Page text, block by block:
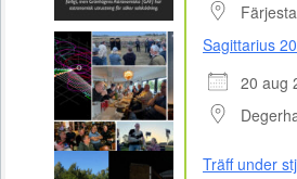
Sagittarius
20 aug
Träff under